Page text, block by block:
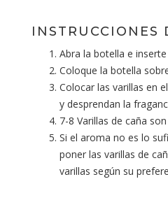
INSTRUCCIONES
Abra la botella e
Coloque la botella
Colocar las varillas en
y desprendan la
7-8 Varillas de caña
Si el aroma no es lo
poner las varillas de
varillas según su